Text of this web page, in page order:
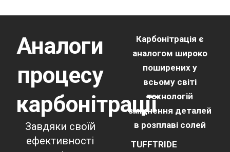
Аналоги
процесу
карбонітрації
Завдяки своїй
ефективності
Карбонітрація є
аналогом широко
поширених у
всьому світі
технологій
зміцнення деталей
в розплаві солей
TUFFTRIDE